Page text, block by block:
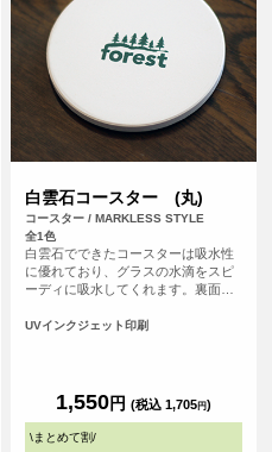
白雲石コースター (丸)
コースター / MARKLESS STYLE
全1色
白雲石でできたコースターは吸水性
に優れており、グラスの水滴をスピ
ーディに吸水してくれます。裏面は
ブルを傷つける心配もありません。
さな穴があいている為、吸水性に優
れています。
UVインクジェット印刷
1,550円 (税込 1,705円)
\まとめて割/